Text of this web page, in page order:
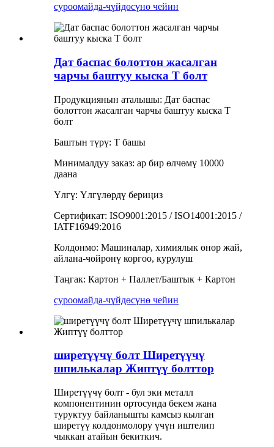
суроомайда-чүйдөсүнө чейин
Дат баспас болоттон жасалган
чарчы баштуу кыска T болт
Продукциянын аталышы: Дат баспас
болоттон жасалган чарчы баштуу кыска Т
болт
Баштын түрү: Т башы
Минималдуу заказ: ар бир өлчөмү 10000
даана
Үлгү: Үлгүлөрдү бериңиз
Сертификат: ISO9001:2015 / ISO14001:2015 /
IATF16949:2016
Колдонмо: Машиналар, химиялык өнөр жай,
айлана-чөйрөнү коргоо, курулуш
Таңгак: Картон + Паллет/Баштык + Картон
суроомайда-чүйдөсүнө чейин
ширетүүчү болт Ширетүүчү
шпилькалар Жиптүү болттор
Ширетүүчү болт - бул эки металл
компонентинин ортосунда бекем жана
туруктуу байланышты камсыз кылган
ширетүү колдонмолору үчүн иштелип
чыккан атайын бекиткич.